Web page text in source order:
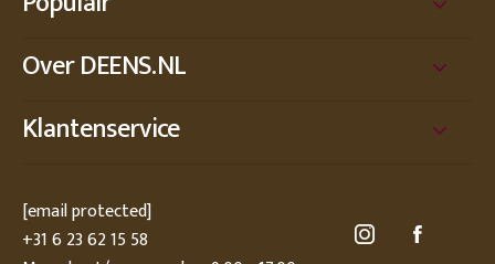
Over DEENS.NL
Klantenservice
[email protected]
+31 6 23 62 15 58